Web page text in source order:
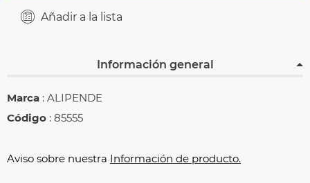
Añadir a la lista
Información general
Marca : ALIPENDE
Código : 85555
Aviso sobre nuestra Información de producto.